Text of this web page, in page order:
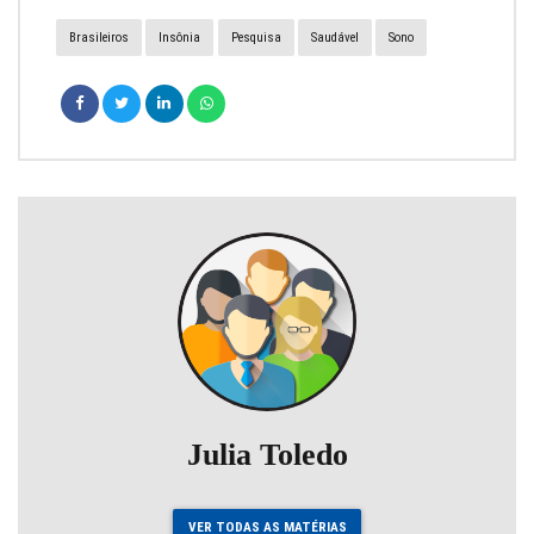
Brasileiros Insônia Pesquisa Saudável Sono
Julia Toledo
VER TODAS AS MATÉRIAS